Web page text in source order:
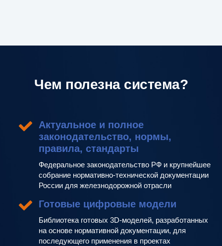
Чем полезна система?
Актуальное и полное
законодательство, нормы,
правила, стандарты
Федеральное законодательство РФ и крупнейшее
собрание нормативно-технической документации
России для железнодорожной отрасли
Готовые цифровые модели
Библиотека готовых 3D-моделей, разработанных
на основе нормативной документации, для
последующего применения в проектах